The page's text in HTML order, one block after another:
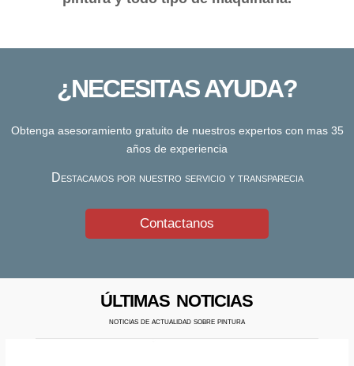
¿NECESITAS AYUDA?
Obtenga asesoramiento gratuito de nuestros expertos con mas 35
años de experiencia
Destacamos por nuestro servicio y transparecia
Contactanos
últimas noticias
noticias de actualidad sobre pintura